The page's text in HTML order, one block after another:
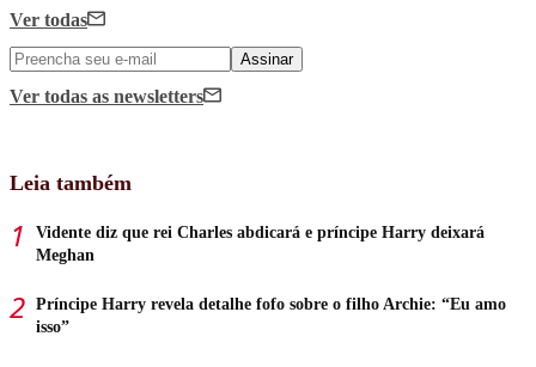
Ver todas
Assinar
Ver todas as newsletters
Leia também
Vidente diz que rei Charles abdicará e príncipe Harry deixará
Meghan
Príncipe Harry revela detalhe fofo sobre o filho Archie: “Eu amo
isso”